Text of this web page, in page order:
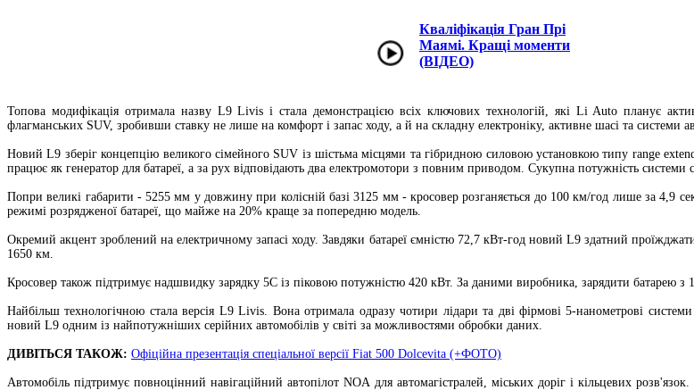
Кваліфікація Гран Прі
Маямі. Кращі моменти
(ВІДЕО)
Топова модифікація отримала назву L9 Livis і стала демонстрацією всіх ключових технологій, які Li Auto планує
флагманських SUV, зробивши ставку не лише на комфорт і запас ходу, а й на складну електроніку, активне шасі та системи
Новий L9 зберіг концепцію великого сімейного SUV із шістьма місцями та гібридною силовою установкою типу range
працює як генератор для батареї, а за рух відповідають два електромотори з повним приводом. Сукупна потужність
Попри великі габарити - 5255 мм у довжину при колісній базі 3125 мм - кросовер розганяється до 100 км/год лише за 4,9
режимі розрядженої батареї, що майже на 20% краще за попередню модель.
Окремий акцент зроблений на електричному запасі ходу. Завдяки батареї ємністю 72,7 кВт-год новий L9 здатний
1650 км.
Кросовер також підтримує надшвидку зарядку 5C із піковою потужністю 420 кВт. За даними виробника, зарядити батарею
Найбільш технологічною стала версія L9 Livis. Вона отримала одразу чотири лідари та дві фірмові 5-нанометрові
новий L9 одним із найпотужніших серійних автомобілів у світі за можливостями обробки даних.
ДИВІТЬСЯ ТАКОЖ: Офіційна презентація спеціальної версії Fiat 500 Dolcevita (+ФОТО)
Автомобіль підтримує повноцінний навігаційний автопілот NOA для автомагістралей, міських доріг і кільцевих